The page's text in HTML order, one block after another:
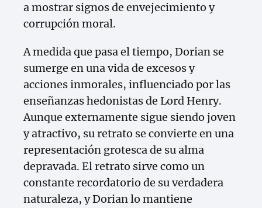
a mostrar signos de envejecimiento y
corrupción moral.
A medida que pasa el tiempo, Dorian se
sumerge en una vida de excesos y
acciones inmorales, influenciado por las
enseñanzas hedonistas de Lord Henry.
Aunque externamente sigue siendo joven
y atractivo, su retrato se convierte en una
representación grotesca de su alma
depravada. El retrato sirve como un
constante recordatorio de su verdadera
naturaleza, y Dorian lo mantiene